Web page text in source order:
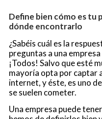
Define bien cómo es tu
dónde encontrarlo
¿Sabéis cuál es la
preguntas a una
¡Todos! Salvo que esté
mayoría opta por captar
internet, y éste, es uno
se suelen cometer.
Una empresa puede